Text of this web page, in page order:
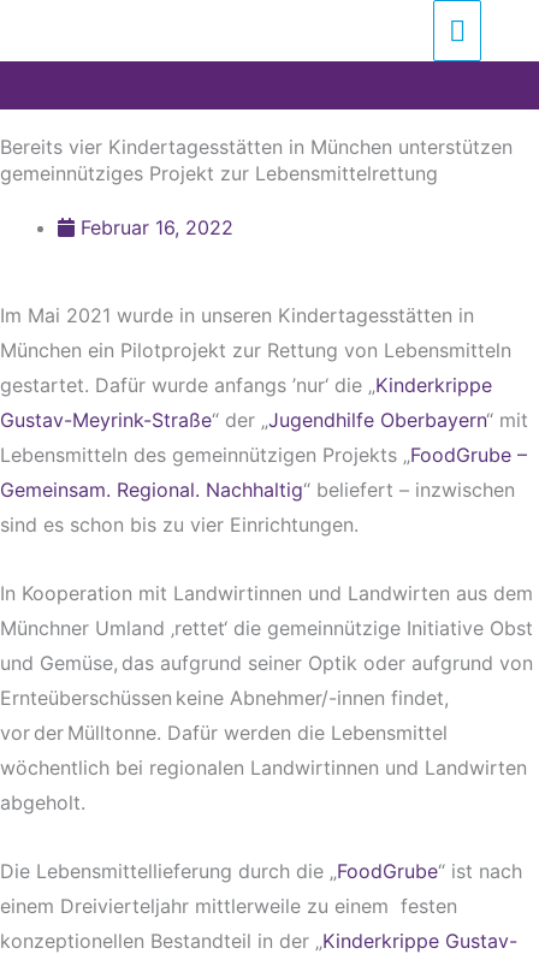
Bereits vier Kindertagesstätten in München unterstützen
gemeinnütziges Projekt zur Lebensmittelrettung
Februar 16, 2022
Im Mai 2021 wurde in unseren Kindertagesstätten in
München ein Pilotprojekt zur Rettung von Lebensmitteln
gestartet. Dafür wurde anfangs ’nur‘ die „Kinderkrippe
Gustav-Meyrink-Straße“ der „Jugendhilfe Oberbayern“ mit
Lebensmitteln des gemeinnützigen Projekts „FoodGrube –
Gemeinsam. Regional. Nachhaltig“ beliefert – inzwischen
sind es schon bis zu vier Einrichtungen.
In Kooperation mit Landwirtinnen und Landwirten aus dem
Münchner Umland ‚rettet‘ die gemeinnützige Initiative Obst
und Gemüse, das aufgrund seiner Optik oder aufgrund von
Ernteüberschüssen keine Abnehmer/-innen findet,
vor der Mülltonne. Dafür werden die Lebensmittel
wöchentlich bei regionalen Landwirtinnen und Landwirten
abgeholt.
Die Lebensmittellieferung durch die „FoodGrube“ ist nach
einem Dreivierteljahr mittlerweile zu einem festen
konzeptionellen Bestandteil in der „Kinderkrippe Gustav-